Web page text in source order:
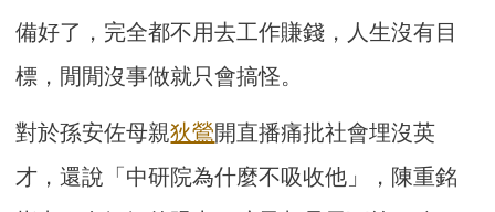
備好了，完全都不用去工作賺錢，人生沒有目
標，閒閒沒事做就只會搞怪。
對於孫安佐母親狄鶯開直播痛批社會埋沒英
才，還說「中研院為什麼不吸收他」，陳重銘